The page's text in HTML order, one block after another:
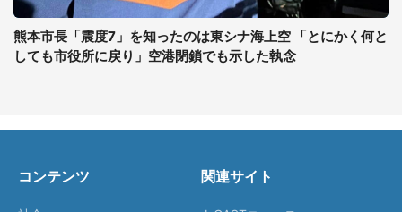
熊本市長「震度7」を知ったのは東シナ海上空 「とにかく何と
しても市役所に戻り」空港閉鎖でも示した執念
コンテンツ 関連サイト